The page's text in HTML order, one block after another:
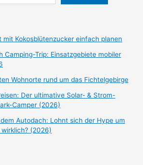
mit Kokosblütenzucker einfach planen
Camping-Trip: Einsatzgebiete mobiler
Wohnorte rund um das Fichtelgebirge
Der ultimative Solar- & Strom-
Camper (2026)
Autodach: Lohnt sich der Hype um
(2026)